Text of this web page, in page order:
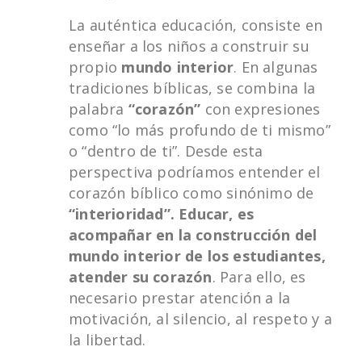
La auténtica educación, consiste en
enseñar a los niños a construir su
propio mundo interior. En algunas
tradiciones bíblicas, se combina la
palabra “corazón” con expresiones
como “lo más profundo de ti mismo”
o “dentro de ti”. Desde esta
perspectiva podríamos entender el
corazón bíblico como sinónimo de
“interioridad”. Educar, es
acompañar en la construcción del
mundo interior de los estudiantes,
atender su corazón. Para ello, es
necesario prestar atención a la
motivación, al silencio, al respeto y a
la libertad.